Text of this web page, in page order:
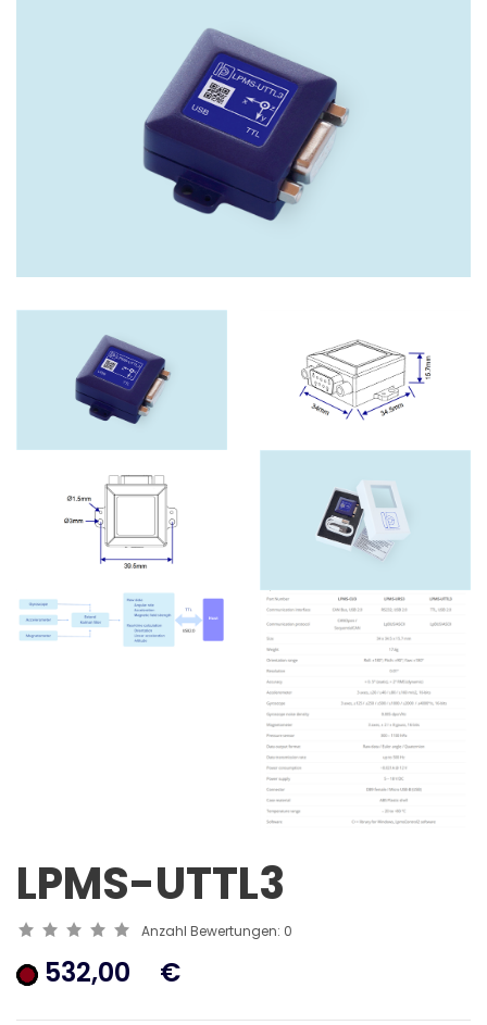
LPMS-UTTL3
Anzahl Bewertungen: 0
532,00 €